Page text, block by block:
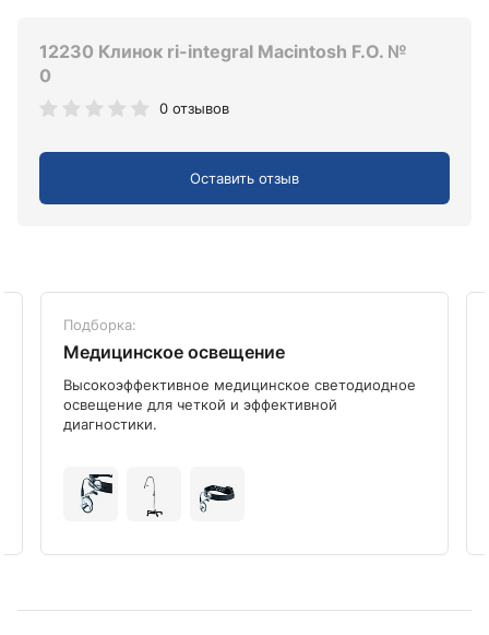
12230 Клинок ri-integral Macintosh F.O. №
0
0 отзывов
Оставить отзыв
Подборка:
Медицинское освещение
Высокоэффективное медицинское светодиодное
освещение для четкой и эффективной
диагностики.